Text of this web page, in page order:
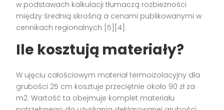
w podstawach kalkulacji tłumaczą rozbieżności
między średnią skrośną a cenami publikowanymi w
cennikach regionalnych [5][4].
Ile kosztują materiały?
W ujęciu całościowym materiał termoizolacyjny dla
grubości 25 cm kosztuje przeciętnie około 90 zł za
m2. Wartość ta obejmuje komplet materiału